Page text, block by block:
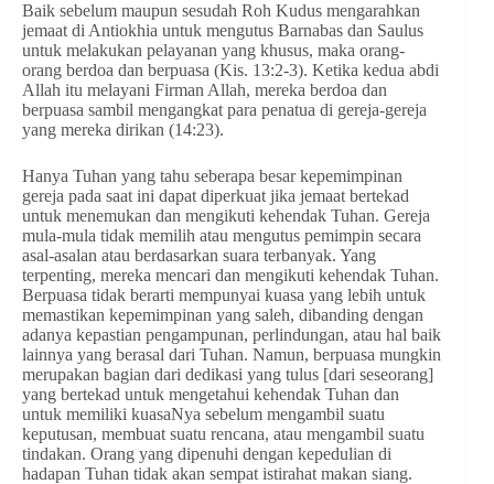
Baik sebelum maupun sesudah Roh Kudus mengarahkan
jemaat di Antiokhia untuk mengutus Barnabas dan Saulus
untuk melakukan pelayanan yang khusus, maka orang-
orang berdoa dan berpuasa (Kis. 13:2-3). Ketika kedua abdi
Allah itu melayani Firman Allah, mereka berdoa dan
berpuasa sambil mengangkat para penatua di gereja-gereja
yang mereka dirikan (14:23).
Hanya Tuhan yang tahu seberapa besar kepemimpinan
gereja pada saat ini dapat diperkuat jika jemaat bertekad
untuk menemukan dan mengikuti kehendak Tuhan. Gereja
mula-mula tidak memilih atau mengutus pemimpin secara
asal-asalan atau berdasarkan suara terbanyak. Yang
terpenting, mereka mencari dan mengikuti kehendak Tuhan.
Berpuasa tidak berarti mempunyai kuasa yang lebih untuk
memastikan kepemimpinan yang saleh, dibanding dengan
adanya kepastian pengampunan, perlindungan, atau hal baik
lainnya yang berasal dari Tuhan. Namun, berpuasa mungkin
merupakan bagian dari dedikasi yang tulus [dari seseorang]
yang bertekad untuk mengetahui kehendak Tuhan dan
untuk memiliki kuasaNya sebelum mengambil suatu
keputusan, membuat suatu rencana, atau mengambil suatu
tindakan. Orang yang dipenuhi dengan kepedulian di
hadapan Tuhan tidak akan sempat istirahat makan siang.